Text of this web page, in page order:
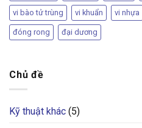
vi bào tử trùng vi khuẩn vi nhựa
đóng rong đại dương
Chủ đề
Kỹ thuật khác (5)